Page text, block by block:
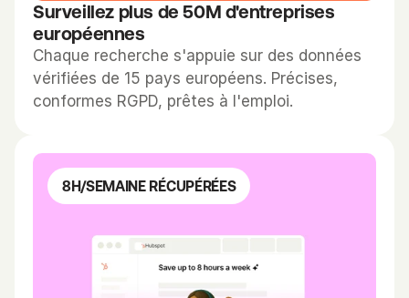
Surveillez plus de 50M d'entreprises
européennes
Chaque recherche s'appuie sur des données
vérifiées de 15 pays européens. Précises,
conformes RGPD, prêtes à l'emploi.
8H/SEMAINE RÉCUPÉRÉES